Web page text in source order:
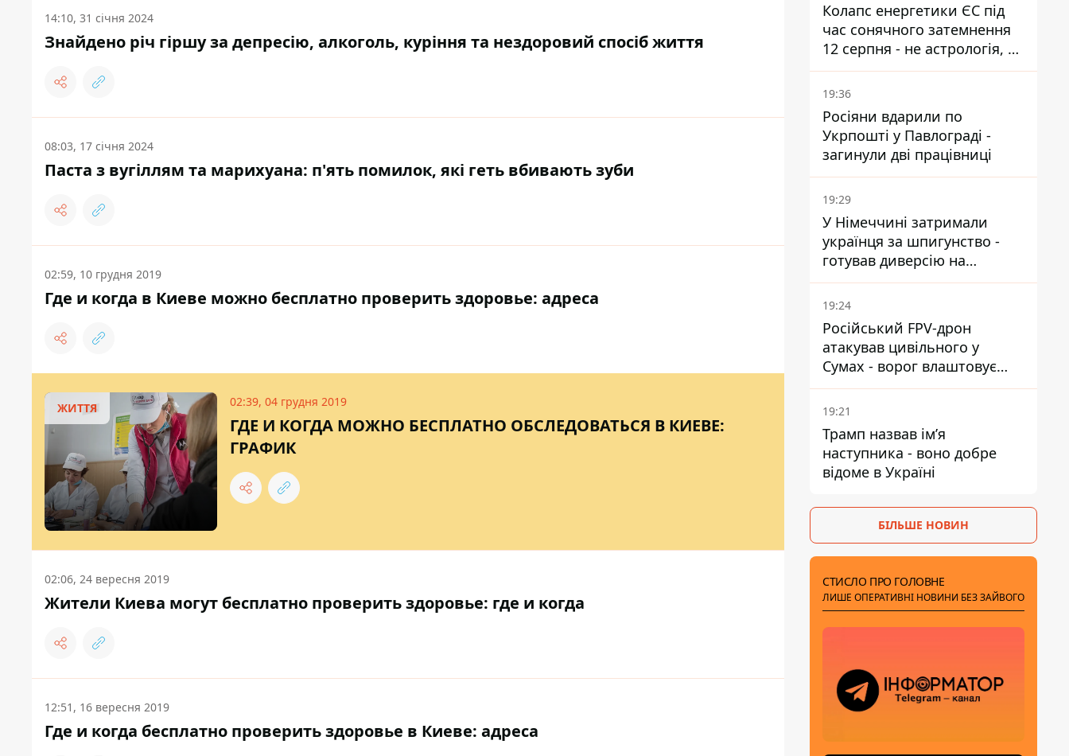
14:10, 31 січня 2024
Знайдено річ гіршу за депресію, алкоголь, куріння та нездоровий спосіб життя
08:03, 17 січня 2024
Паста з вугіллям та марихуана: п'ять помилок, які геть вбивають зуби
02:59, 10 грудня 2019
Где и когда в Киеве можно бесплатно проверить здоровье: адреса
ЖИТТЯ 02:39, 04 грудня 2019
ГДЕ И КОГДА МОЖНО БЕСПЛАТНО ОБСЛЕДОВАТЬСЯ В КИЕВЕ:
ГРАФИК
02:06, 24 вересня 2019
Жители Киева могут бесплатно проверить здоровье: где и когда
12:51, 16 вересня 2019
Где и когда бесплатно проверить здоровье в Киеве: адреса
Колапс енергетики ЄС під
час сонячного затемнення
12 серпня - не астрологія, у
Брюсселі готуються до
екстрених заходів
19:36
Росіяни вдарили по
Укрпошті у Павлограді -
загинули дві працівниці
19:29
У Німеччині затримали
українця за шпигунство -
готував диверсію на
військовому підприємстві
19:24
Російський FPV-дрон
атакував цивільного у
Сумах - ворог влаштовує
полювання на людей у
містах
19:21
Трамп назвав імʼя
наступника - воно добре
відоме в Україні
БІЛЬШЕ НОВИН
СТИСЛО ПРО ГОЛОВНЕ
ЛИШЕ ОПЕРАТИВНІ НОВИНИ БЕЗ ЗАЙВОГО